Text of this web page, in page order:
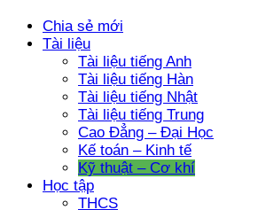
Chia sẻ mới
Tài liệu
Tài liệu tiếng Anh
Tài liệu tiếng Hàn
Tài liệu tiếng Nhật
Tài liệu tiếng Trung
Cao Đẳng – Đại Học
Kế toán – Kinh tế
Kỹ thuật – Cơ khí
Học tập
THCS